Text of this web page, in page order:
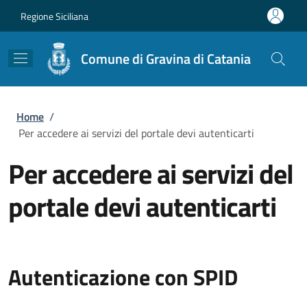
Regione Siciliana
Comune di Gravina di Catania
Briciole di pane
Home /
Per accedere ai servizi del portale devi autenticarti
Per accedere ai servizi del
portale devi autenticarti
Autenticazione con SPID